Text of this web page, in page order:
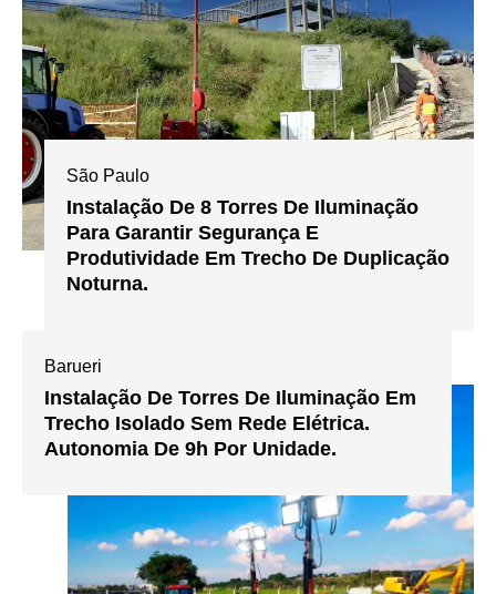
São Paulo
Instalação De 8 Torres De Iluminação
Para Garantir Segurança E
Produtividade Em Trecho De Duplicação
Noturna.
Barueri
Instalação De Torres De Iluminação Em
Trecho Isolado Sem Rede Elétrica.
Autonomia De 9h Por Unidade.